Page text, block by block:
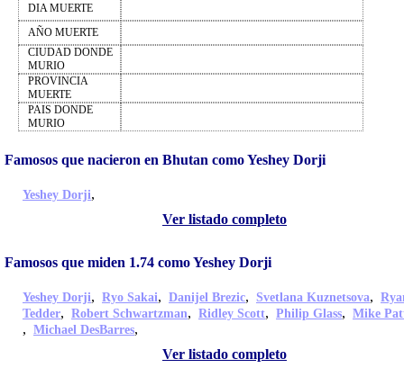
DIA MUERTE
AÑO MUERTE
CIUDAD DONDE
MURIO
PROVINCIA
MUERTE
PAIS DONDE
MURIO
Famosos que nacieron en Bhutan como Yeshey Dorji
Yeshey Dorji,
Ver listado completo
Famosos que miden 1.74 como Yeshey Dorji
Yeshey Dorji, Ryo Sakai, Danijel Brezic, Svetlana Kuznetsova,
Tedder, Robert Schwartzman, Ridley Scott, Philip Glass, Mike
, Michael DesBarres,
Ver listado completo